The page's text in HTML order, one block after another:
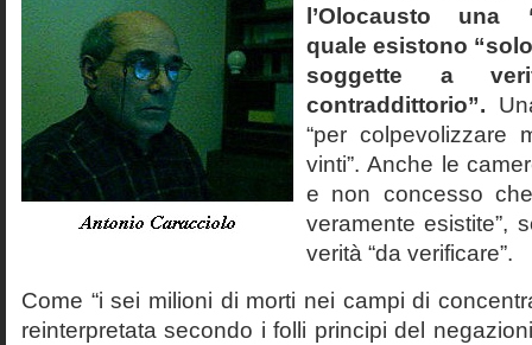
l’Olocausto una
quale esistono
soggette a
contraddittorio”.
“per colpevolizzare
vinti”. Anche le
e non concesso
veramente esistite”,
verità “da verificare”.
Come “i sei milioni di morti nei campi di
reinterpretata secondo i folli principi del